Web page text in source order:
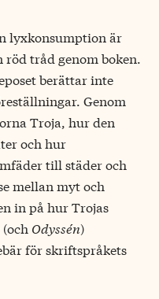
lyxkonsumption är
tråd genom boken.
berättar inte
Genom
Troja, hur den
och hur
till städer och
mellan myt och
in på hur Trojas
(och Odyssén)
för skriftspråkets